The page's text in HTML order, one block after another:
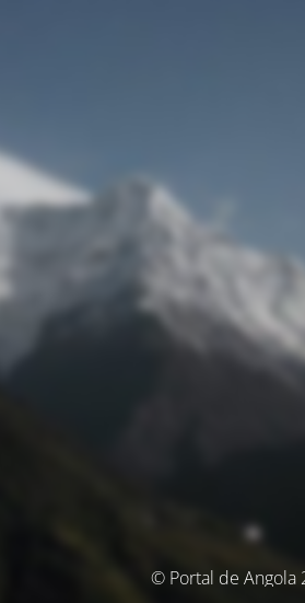
© Portal de Angola